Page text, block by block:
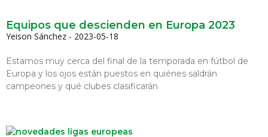
Equipos que descienden en Europa 2023
Yeison Sánchez 2023-05-18
Estamos muy cerca del final de la temporada en fútbol de
Europa y los ojos están puestos en quiénes saldrán
campeones y qué clubes clasificarán